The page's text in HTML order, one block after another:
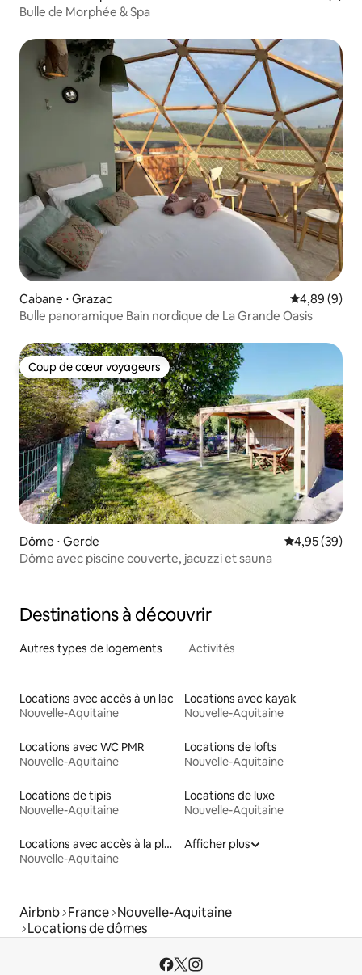
Bulle de Morphée & Spa
Cabane ⋅ Grazac Évaluation
4,89 (9)
Bulle panoramique Bain nordique de La Grande Oasis
Coup de cœur voyageurs
Coup de cœur voyageurs
Dôme ⋅ Gerde Évaluation
4,95 (39)
Dôme avec piscine couverte, jacuzzi et sauna
Destinations à découvrir
Autres types de logements Activités
Locations avec accès à un lac
Nouvelle-Aquitaine
Locations avec kayak
Nouvelle-Aquitaine
Locations avec WC PMR
Nouvelle-Aquitaine
Locations de lofts
Nouvelle-Aquitaine
Locations de tipis
Nouvelle-Aquitaine
Locations de luxe
Nouvelle-Aquitaine
Locations avec accès à la plage
Nouvelle-Aquitaine
Afficher plus
Airbnb France Nouvelle-Aquitaine
Locations de dômes